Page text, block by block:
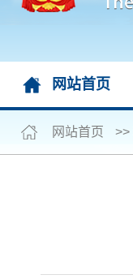
网站首页
网站首页 >>